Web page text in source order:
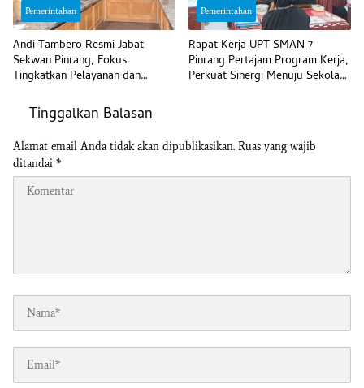
Pemerintahan
Andi Tambero Resmi Jabat
Sekwan Pinrang, Fokus
Tingkatkan Pelayanan dan
Pemerintahan
Rapat Kerja UPT SMAN 7
Pinrang Pertajam Program Kerja,
Perkuat Sinergi Menuju Sekolah
Tinggalkan Balasan
Alamat email Anda tidak akan dipublikasikan. Ruas yang wajib
ditandai *